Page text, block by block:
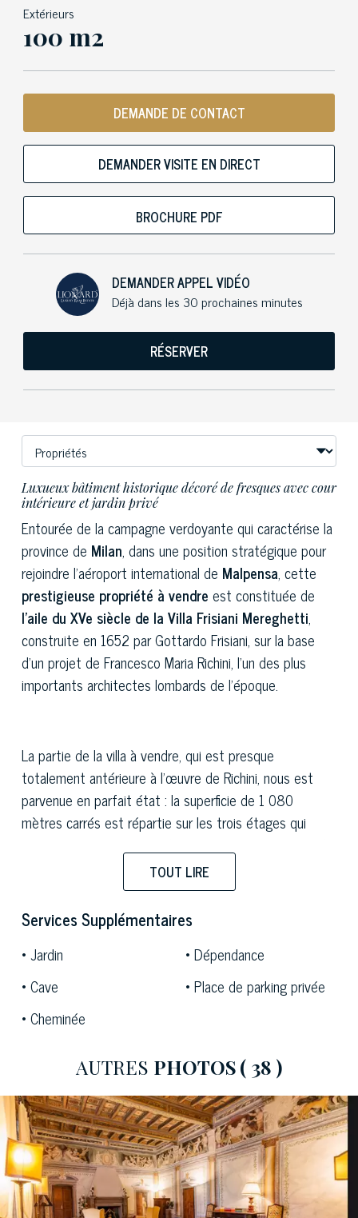
Extérieurs
100 m2
DEMANDE DE CONTACT
DEMANDER VISITE EN DIRECT
BROCHURE PDF
DEMANDER APPEL VIDÉO
Déjà dans les 30 prochaines minutes
RÉSERVER
Luxueux bâtiment historique décoré de fresques avec cour
intérieure et jardin privé
Entourée de la campagne verdoyante qui caractérise la
province de Milan, dans une position stratégique pour
rejoindre l'aéroport international de Malpensa, cette
prestigieuse propriété à vendre est constituée de
l'aile du XVe siècle de la Villa Frisiani Mereghetti,
construite en 1652 par Gottardo Frisiani, sur la base
d'un projet de Francesco Maria Richini, l'un des plus
importants architectes lombards de l'époque.
La partie de la villa à vendre, qui est presque
totalement antérieure à l'œuvre de Richini, nous est
parvenue en parfait état : la superficie de 1 080
mètres carrés est répartie sur les trois étages qui
Ainsi distribuée au rez-de-chaussée, au premier étage
et au deuxième étage mansardé, récemment rénovée
avec des matériaux et des finitions de qualité, la
propriété est actuellement divisée en trois
appartements indépendants, qui peuvent être reliés à
l'intérieur par des accès spéciaux qui ont été fermés
ces dernières années pour diviser la propriété.
Au rez-de-chaussée, on trouve les élégants espaces de
vie, avec cinq grandes salles décorées de fresques,
trois salles de bains, trois cuisines et l'accès à une cour
intérieure avec une véranda, ainsi qu'un petit jardin
privé.
TOUT LIRE
Services Supplémentaires
Jardin
Dépendance
Cave
Place de parking privée
Cheminée
AUTRES PHOTOS( 38 )